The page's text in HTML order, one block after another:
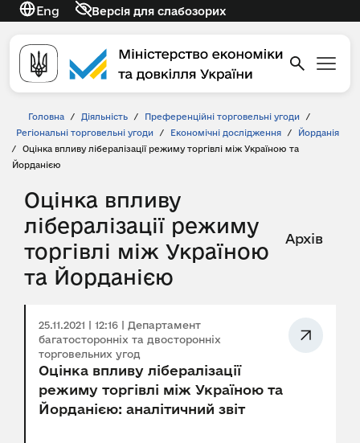
Eng Версія для слабозорих
Головна / Діяльність / Преференційні торговельні угоди
/
Регіональні торговельні угоди
/ Економічні дослідження /
Йорданія
/
Оцінка впливу лібералізації режиму торгівлі між Україною та
Йорданією
Оцінка впливу
лібералізації режиму
торгівлі між Україною
та Йорданією
Архів
25.11.2021 | 12:16 | Департамент
багатосторонніх та двосторонніх
торговельних угод
Оцінка впливу лібералізації
режиму торгівлі між Україною та
Йорданією: аналітичний звіт